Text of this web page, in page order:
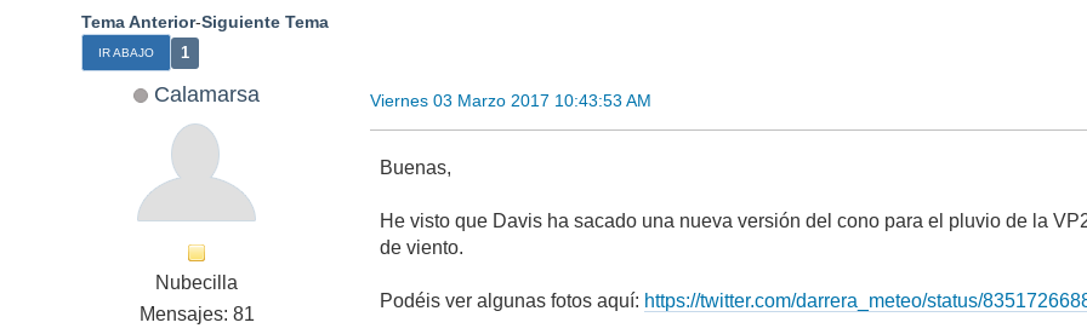
Tema Anterior-Siguiente Tema
IR ABAJO 1
Calamarsa
Nubecilla
Mensajes: 81
Viernes 03 Marzo 2017 10:43:53 AM
Buenas,
He visto que Davis ha sacado una nueva versión del cono para el pluvio de la
de viento.
Podéis ver algunas fotos aquí: https://twitter.com/darrera_meteo/status/